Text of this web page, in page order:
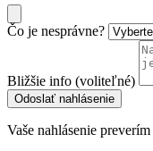
Čo je nesprávne?
Bližšie info (voliteľné)
Odoslať nahlásenie
Vaše nahlásenie